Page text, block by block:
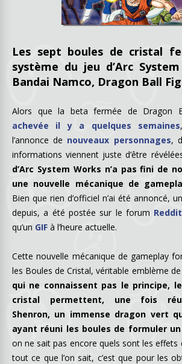
Les sept boules de cristal
système du jeu d’Arc
Bandai Namco, Dragon Ball
Alors que la beta fermée de Dragon
achevée il y a quelques semaines
l’annonce de nouveaux personnages,
informations viennent juste d’être
d’Arc System Works n’a pas fini de
une nouvelle mécanique de
Bien que rien d’officiel n’ai été annoncé,
depuis, a été postée sur le forum Reddit
qu’un GIF à l’heure actuelle.
Cette nouvelle mécanique de gameplay
les Boules de Cristal, véritable emblème de
qui ne connaissent pas le principe,
cristal permettent, une fois
Shenron, un immense dragon vert
ayant réuni les boules de formuler
on ne sait pas encore quels sont les effets
tout ce que l’on sait, c’est que pour les